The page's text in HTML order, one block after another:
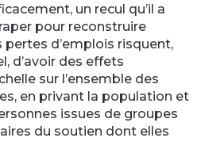
un recul qu’il a
pour reconstruire
pertes d’emplois risquent,
d’avoir des effets
sur l’ensemble des
en privant la population et
issues de groupes
du soutien dont elles